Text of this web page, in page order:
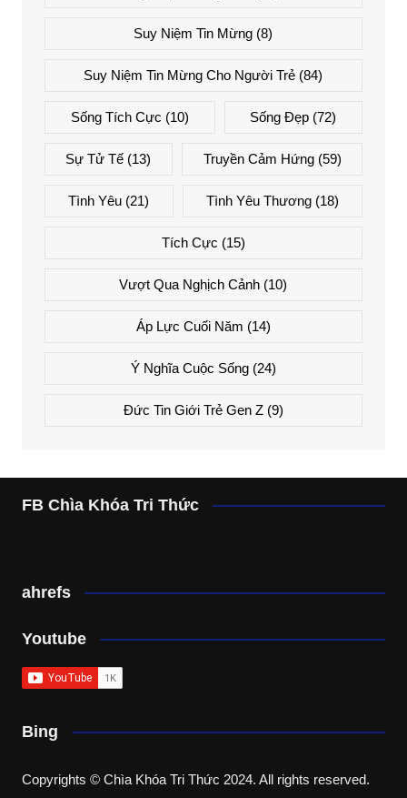
Suy Niệm Tin Mừng (8)
Suy Niệm Tin Mừng Cho Người Trẻ (84)
Sống Tích Cực (10) Sống Đẹp (72)
Sự Tử Tế (13) Truyền Cảm Hứng(59)
Tình Yêu (21) Tình Yêu Thương(18)
Tích Cực (15)
Vượt Qua Nghịch Cảnh (10)
Áp Lực Cuối Năm (14)
Ý Nghĩa Cuộc Sống(24)
Đức Tin Giới Trẻ Gen Z(9)
FB Chìa Khóa Tri Thức
ahrefs
Youtube
Bing
Copyrights © Chìa Khóa Tri Thức 2024. All rights reserved.